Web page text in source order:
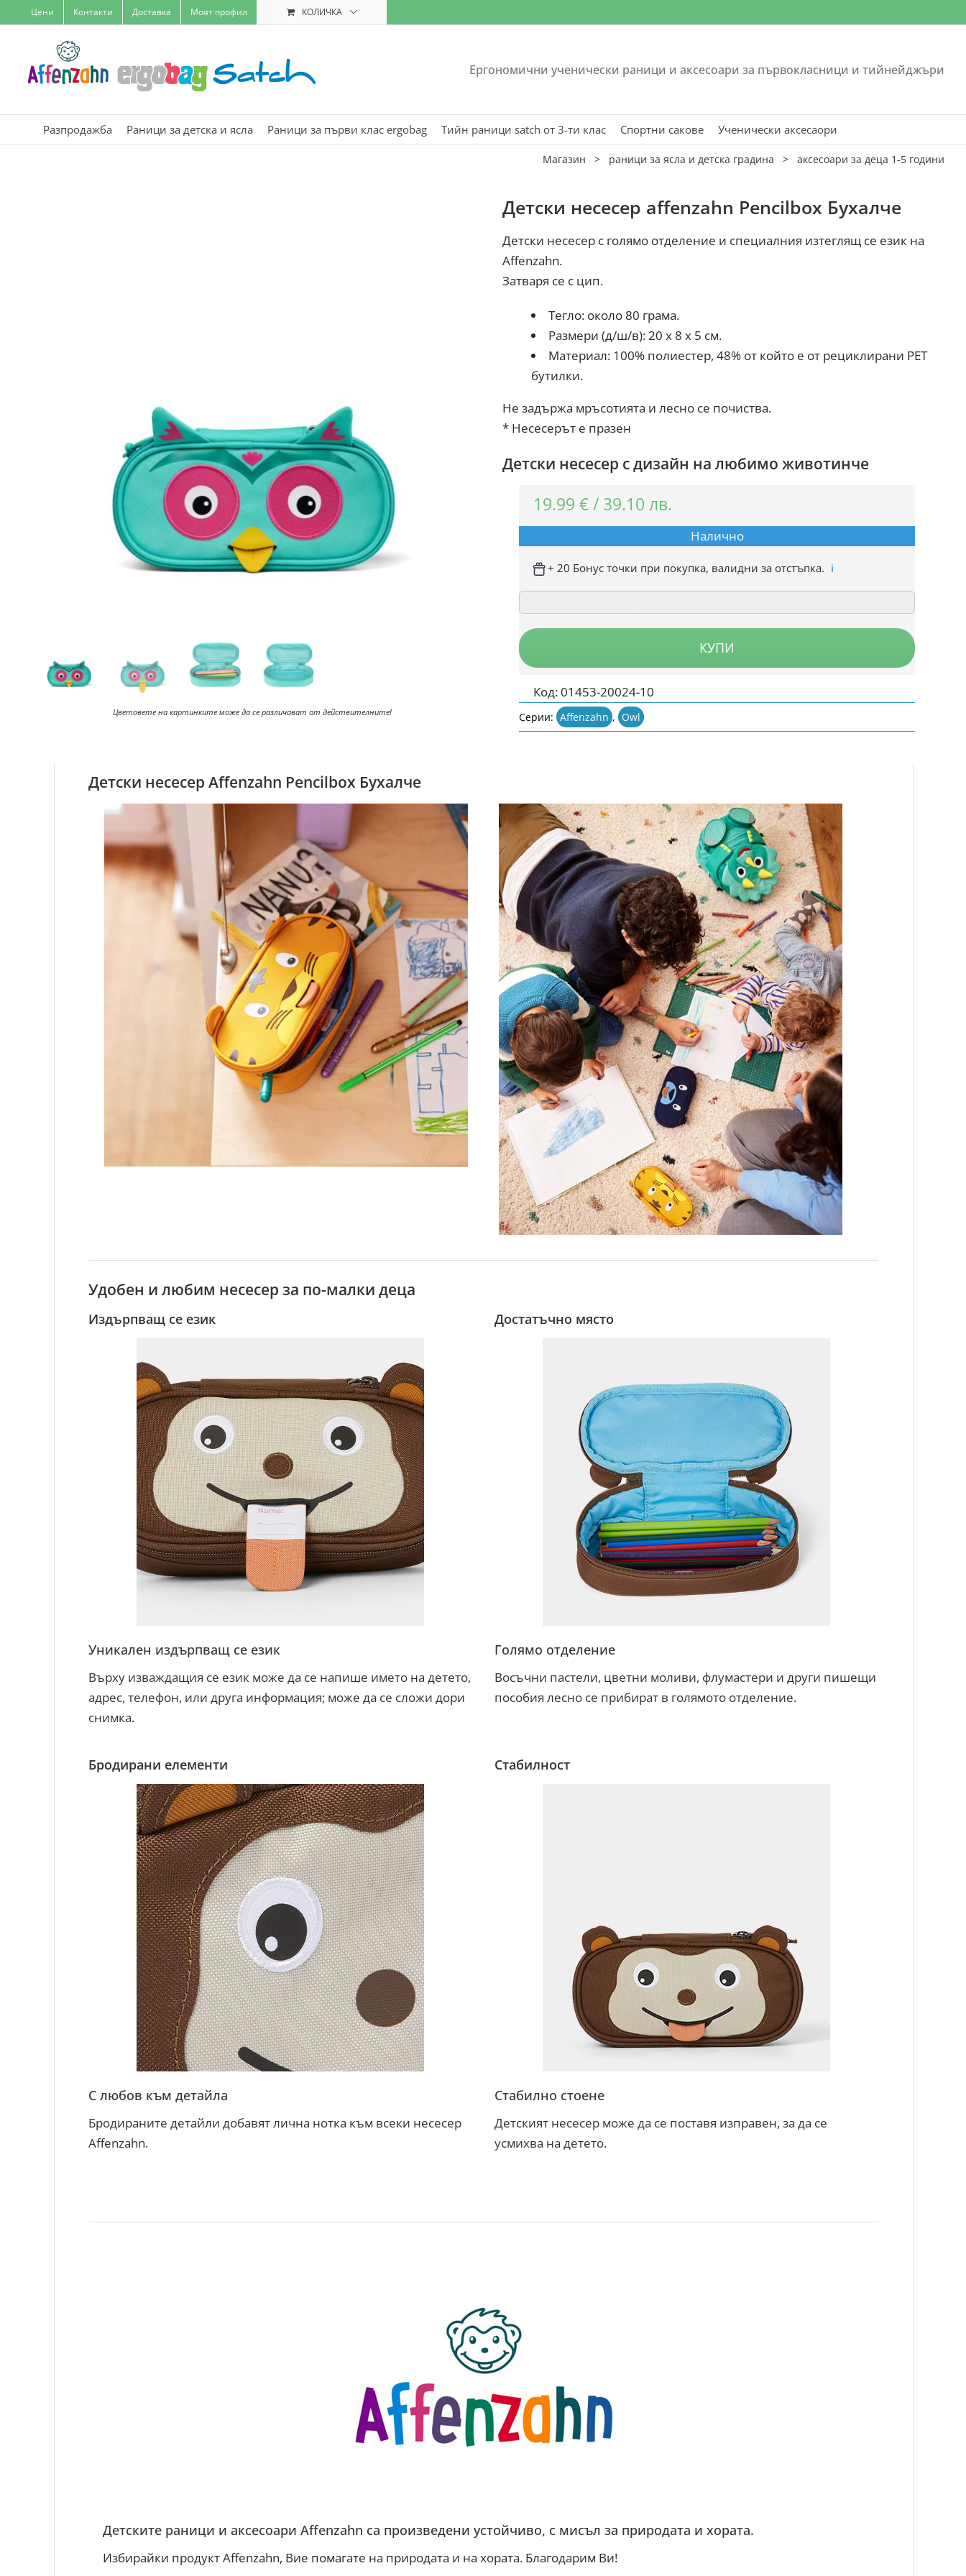
to
Цени Контакти Доставка Моят профил КОЛИЧКА
Ергономични ученически раници и аксесоари за първокласници и тийнейджъри
Разпродажба Раници за детска и ясла Раници за първи клас ergobag Тийн раници satch от 3-ти клас Спортни сакове Ученически аксесаори
Магазин > раници за ясла и детска градина > аксесоари за деца 1-5 години
Цветовете на картинките може да се различават от действителните!
Детски несесер affenzahn Pencilbox Бухалче
Детски несесер с голямо отделение и специалния изтеглящ се език на
Affenzahn.
Затваря се с цип.
Тегло: около 80 грама.
Размери (д/ш/в): 20 x 8 x 5 см.
Материал: 100% полиестер, 48% от който е от рециклирани PET
бутилки.
Не задържа мръсотията и лесно се почиства.
* Несесерът е празен
Детски несесер с дизайн на любимо животинче
19.99€ / 39.10лв.
Налично
+ 20 Бонус точки при покупка, валидни за отстъпка. ℹ️
КУПИ
Код:01453-20024-10
Серии: Affenzahn , Owl
Детски несесер Affenzahn Pencilbox Бухалче
Удобен и любим несесер за по-малки деца
Издърпващ се език
Уникален издърпващ се език
Върху изваждащия се език може да се напише името на детето,
адрес, телефон, или друга информация; може да се сложи дори
снимка.
Достатъчно място
Голямо отделение
Восъчни пастели, цветни моливи, флумастери и други пишещи
пособия лесно се прибират в голямото отделение.
Бродирани елементи
С любов към детайла
Бродираните детайли добавят лична нотка към всеки несесер
Affenzahn.
Стабилност
Стабилно стоене
Детският несесер може да се поставя изправен, за да се
усмихва на детето.
Детските раници и аксесоари Affenzahn са произведени устойчиво, с мисъл за природата и хората.
Избирайки продукт Affenzahn, Вие помагате на природата и на хората. Благодарим Ви!